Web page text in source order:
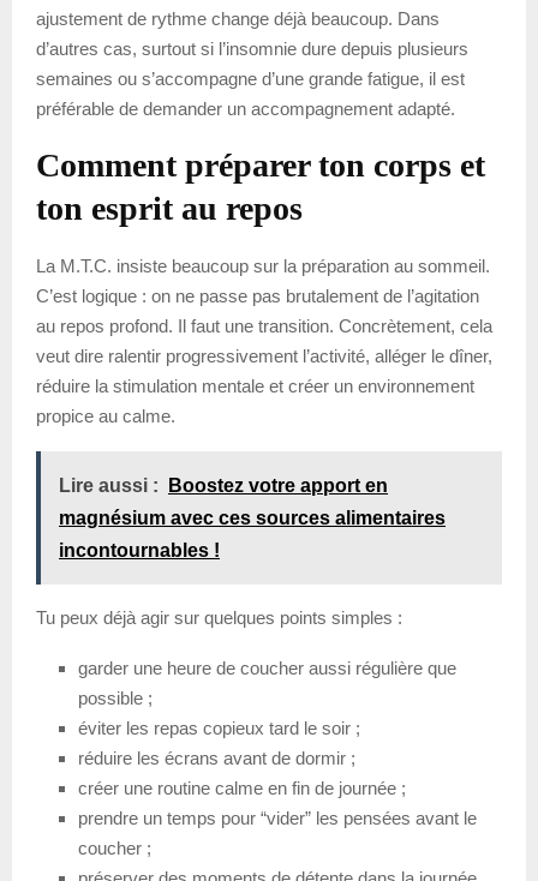
ajustement de rythme change déjà beaucoup. Dans
d’autres cas, surtout si l’insomnie dure depuis plusieurs
semaines ou s’accompagne d’une grande fatigue, il est
préférable de demander un accompagnement adapté.
Comment préparer ton corps et
ton esprit au repos
La M.T.C. insiste beaucoup sur la préparation au sommeil.
C’est logique : on ne passe pas brutalement de l’agitation
au repos profond. Il faut une transition. Concrètement, cela
veut dire ralentir progressivement l’activité, alléger le dîner,
réduire la stimulation mentale et créer un environnement
propice au calme.
Lire aussi :
Boostez votre apport en
magnésium avec ces sources alimentaires
incontournables !
Tu peux déjà agir sur quelques points simples :
garder une heure de coucher aussi régulière que
possible ;
éviter les repas copieux tard le soir ;
réduire les écrans avant de dormir ;
créer une routine calme en fin de journée ;
prendre un temps pour “vider” les pensées avant le
coucher ;